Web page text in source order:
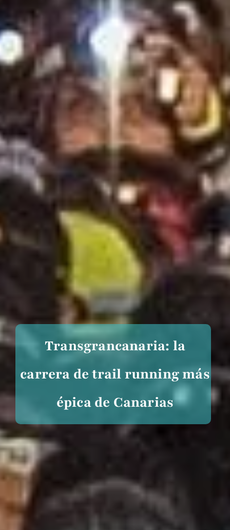
Transgrancanaria: la
carrera de trail running más
épica de Canarias